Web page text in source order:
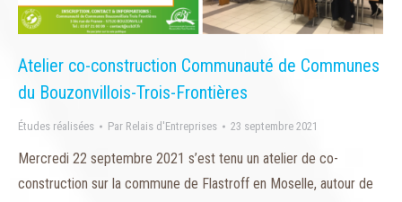
Atelier co-construction Communauté de Communes
du Bouzonvillois-Trois-Frontières
Études réalisées Par Relais d'Entreprises 23 septembre 2021
Mercredi 22 septembre 2021 s’est tenu un atelier de co-
construction sur la commune de Flastroff en Moselle, autour de